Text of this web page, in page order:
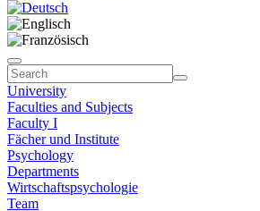
University
Faculties and Subjects
Faculty I
Fächer und Institute
Psychology
Departments
Wirtschaftspsychologie
Team